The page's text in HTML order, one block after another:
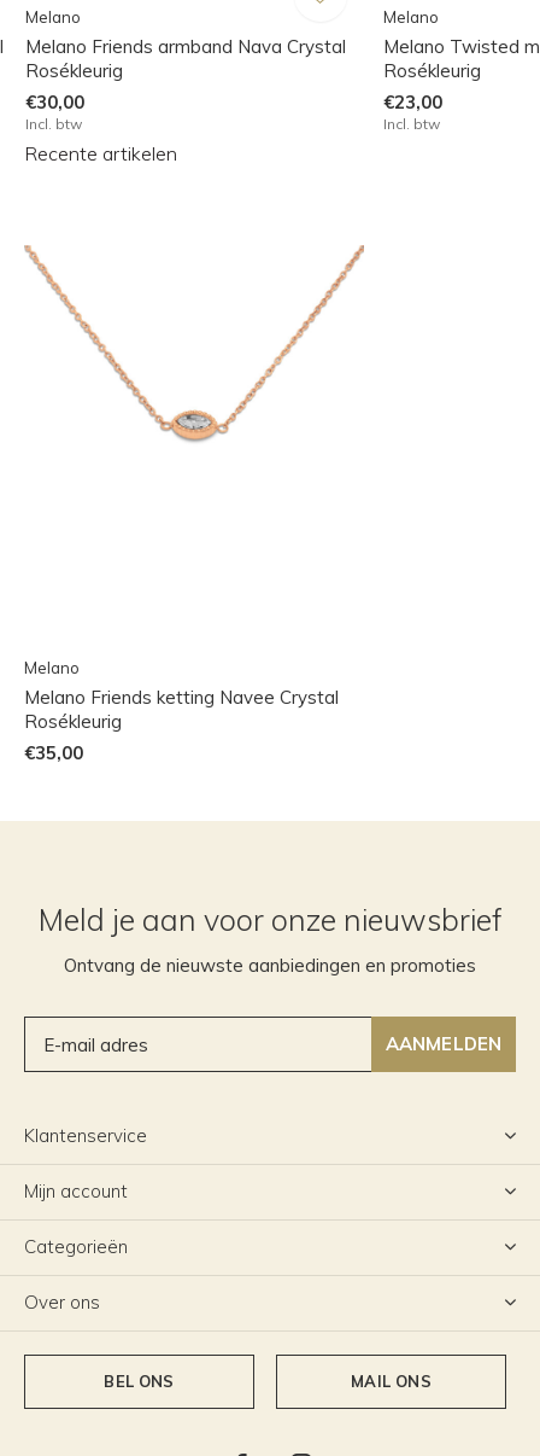
Melano
Melano Friends armband Nava Crystal
Rosékleurig
€30,00
Incl. btw
Melano
Melano Twisted
Rosékleurig
€23,00
Incl. btw
Recente artikelen
Melano
Melano Friends ketting Navee Crystal
Rosékleurig
€35,00
Meld je aan voor onze nieuwsbrief
Ontvang de nieuwste aanbiedingen en promoties
AANMELDEN
Klantenservice
Mijn account
Categorieën
Over ons
BEL ONS MAIL ONS